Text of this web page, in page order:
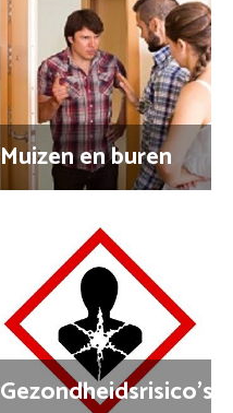
Muizen en buren
Gezondheidsrisico's